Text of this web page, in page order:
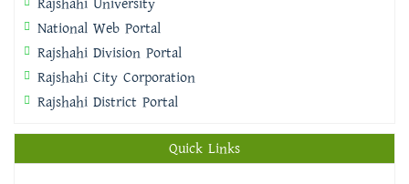
National Web Portal
Rajshahi Division Portal
Rajshahi City Corporation
Rajshahi District Portal
Quick Links